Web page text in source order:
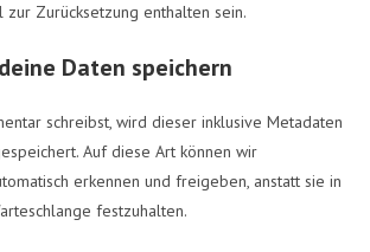
Zurücksetzung enthalten sein.
Daten speichern
schreibst, wird dieser inklusive Metadaten
Auf diese Art können wir
erkennen und freigeben, anstatt sie in
festzuhalten.